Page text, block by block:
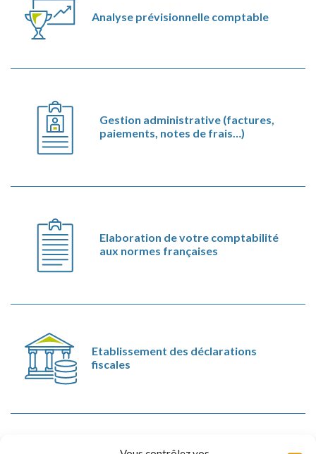
Analyse prévisionnelle comptable
Gestion administrative (factures,
paiements, notes de frais…)
Elaboration de votre comptabilité
aux normes françaises
Etablissement des déclarations
fiscales